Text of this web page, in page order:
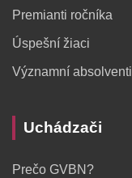
Premianti ročníka
Úspešní žiaci
Významní absolventi
Uchádzači
Prečo GVBN?